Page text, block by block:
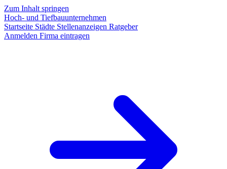
Zum Inhalt springen
Hoch- und Tiefbauunternehmen
Startseite Städte Stellenanzeigen Ratgeber
Anmelden Firma eintragen